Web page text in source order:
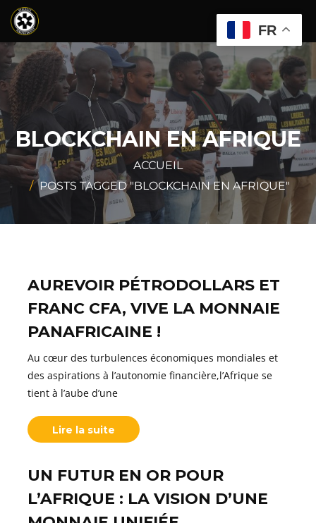
BLOCKCHAIN EN AFRIQUE
ACCUEIL
POSTS TAGGED "BLOCKCHAIN EN AFRIQUE"
AUREVOIR PÉTRODOLLARS ET
FRANC CFA, VIVE LA MONNAIE
PANAFRICAINE !
Au cœur des turbulences économiques mondiales et
des aspirations à l’autonomie financière,l’Afrique se
tient à l’aube d’une
Lire la suite
UN FUTUR EN OR POUR
L’AFRIQUE : LA VISION D’UNE
FR